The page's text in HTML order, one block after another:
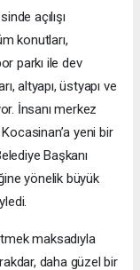
açılışı
konutları,
parkı ile dev
altyapı, üstyapı ve
İnsanı merkez
yeni bir
Başkanı
yönelik büyük
maksadıyla
daha güzel bir